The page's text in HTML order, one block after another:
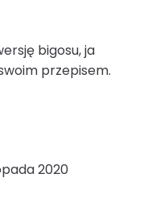
bigosu, ja
przepisem.
2020